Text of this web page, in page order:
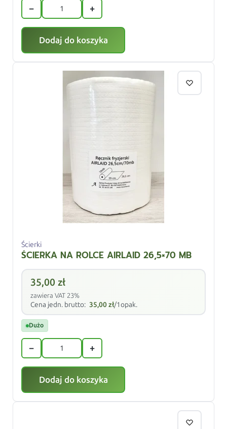
− +
Dodaj do koszyka
Ścierki
ŚCIERKA NA ROLCE AIRLAID 26,5×70 MB
35,00zł
zawiera VAT 23%
Cena jedn. brutto: 35,00zł/1opak.
Dużo
− +
Dodaj do koszyka